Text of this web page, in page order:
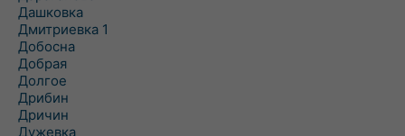
Дашковка
Дмитриевка 1
Добосна
Добрая
Долгое
Дрибин
Дричин
Дужевка